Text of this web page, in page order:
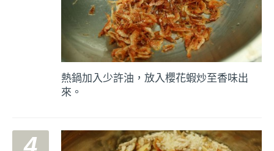
熱鍋加入少許油，放入櫻花蝦炒至香味出
來。
4